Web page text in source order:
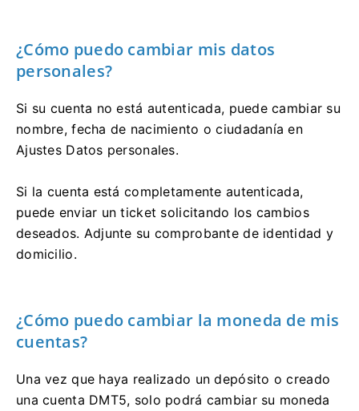
¿Cómo puedo cambiar mis datos
personales?
Si su cuenta no está autenticada, puede cambiar su
nombre, fecha de nacimiento o ciudadanía en
Ajustes Datos personales.
Si la cuenta está completamente autenticada,
puede enviar un ticket solicitando los cambios
deseados. Adjunte su comprobante de identidad y
domicilio.
¿Cómo puedo cambiar la moneda de mis
cuentas?
Una vez que haya realizado un depósito o creado
una cuenta DMT5, solo podrá cambiar su moneda